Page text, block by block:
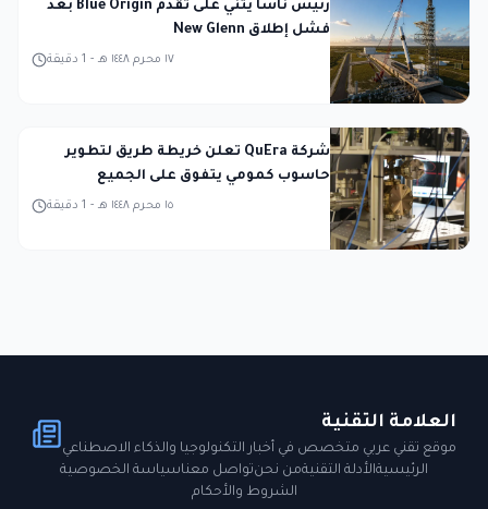
رئيس ناسا يثني على تقدم Blue Origin بعد
فشل إطلاق New Glenn
1 دقيقة - ١٧ محرم ١٤٤٨ هـ
شركة QuEra تعلن خريطة طريق لتطوير
حاسوب كمومي يتفوق على الجميع
1 دقيقة - ١٥ محرم ١٤٤٨ هـ
العلامة التقنية
موقع تقني عربي متخصص في أخبار التكنولوجيا والذكاء الاصطناعي
الرئيسيةالأدلة التقنيةمن نحنتواصل معناسياسة الخصوصية
الشروط والأحكام